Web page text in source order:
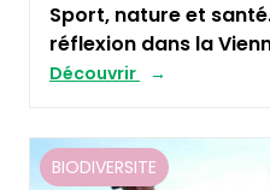
Sport, nature et
réflexion dans la
Découvrir
BIODIVERSITE